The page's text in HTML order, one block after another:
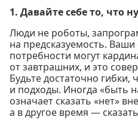
1. Давайте себе то, что
Люди не роботы,
на предсказуемость.
потребности могут
от завтрашних, и это
Будьте достаточно
и подходы. Иногда «быть
означает сказать «нет»
а в другое время —